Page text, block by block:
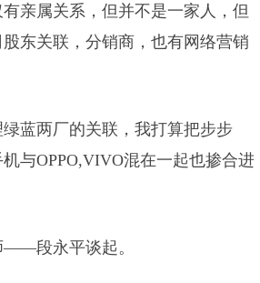
亲属关系，但并不是一家人，但
东关联，分销商，也有网络营销
蓝两厂的关联，我打算把步步
与OPPO,VIVO混在一起也掺合进
——段永平谈起。